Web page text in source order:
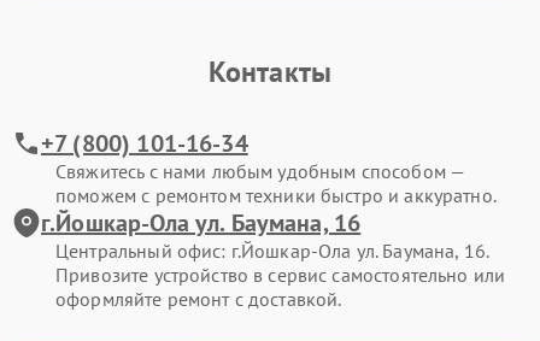
Контакты
+7 (800) 101-16-34
Свяжитесь с нами любым удобным способом —
поможем с ремонтом техники быстро и аккуратно.
г.Йошкар-Ола ул. Баумана, 16
Центральный офис: г.Йошкар-Ола ул. Баумана, 16.
Привозите устройство в сервис самостоятельно или
оформляйте ремонт с доставкой.